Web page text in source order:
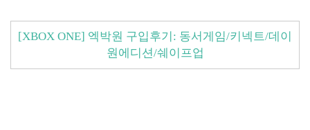
[XBOX ONE] 엑박원 구입후기: 동서게임/키넥트/데이
원에디션/쉐이프업